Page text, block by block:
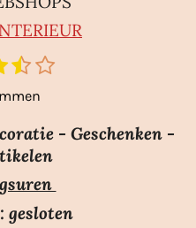
4
t
e
r
e
n
5
t
e
r
e
n
S
m
- Geschenken -
gesloten